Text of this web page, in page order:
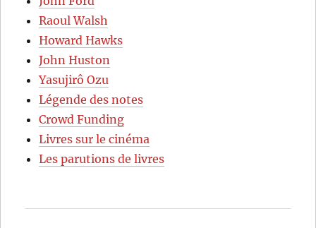
Raoul Walsh
Howard Hawks
John Huston
Yasujirô Ozu
Légende des notes
Crowd Funding
Livres sur le cinéma
Les parutions de livres